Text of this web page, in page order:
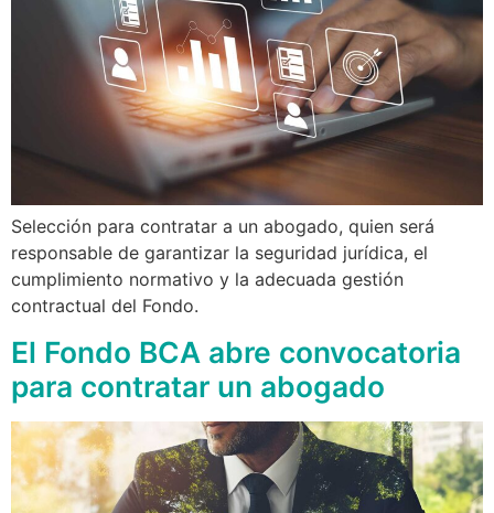
Selección para contratar a un abogado, quien será
responsable de garantizar la seguridad jurídica, el
cumplimiento normativo y la adecuada gestión
contractual del Fondo.
El Fondo BCA abre convocatoria
para contratar un abogado